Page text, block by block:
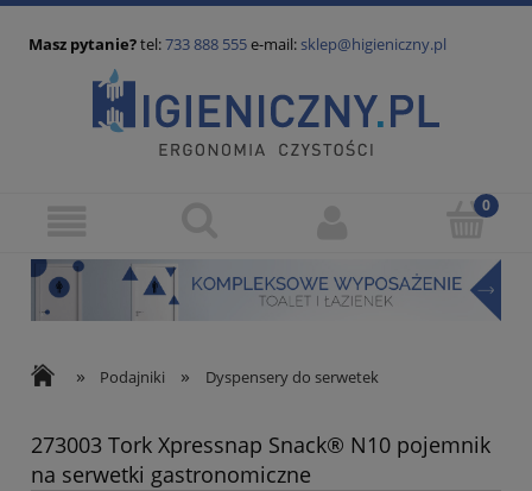
Masz pytanie?tel:733 888 555e-mail:sklep@higieniczny.pl
» Podajniki » Dyspensery do serwetek
273003 Tork Xpressnap Snack® N10 pojemnik
na serwetki gastronomiczne